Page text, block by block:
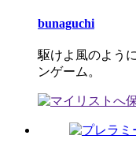
bunaguchi
駆けよ風のよう
ンゲーム。